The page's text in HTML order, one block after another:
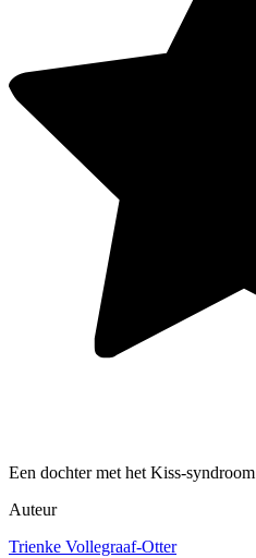
Een dochter met het Kiss-syndroom
Auteur
Trienke Vollegraaf-Otter